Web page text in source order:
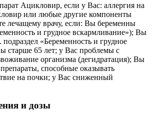
Ацикловир, если у Вас: аллергия на
или любые другие компоненты
лечащему врачу, если: Вы беременны
и грудное вскармливание»); Вы
«Беременность и грудное
старше 65 лет; у Вас проблемы с
организма (дегидратация); Вы
способные оказывать
на почки; у Вас сниженный
и дозы